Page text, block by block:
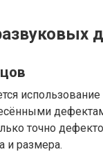
точно
и размера.